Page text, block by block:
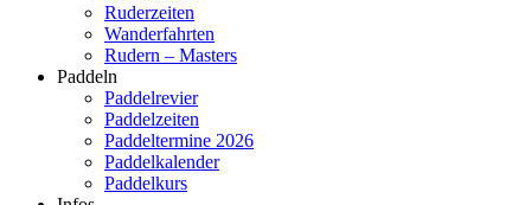
Ruderzeiten
Wanderfahrten
Rudern – Masters
Paddeln
Paddelrevier
Paddelzeiten
Paddeltermine 2026
Paddelkalender
Paddelkurs